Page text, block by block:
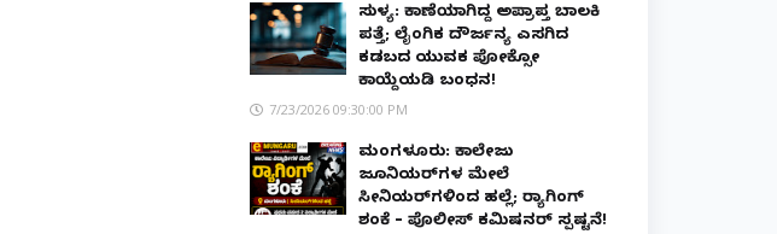
ಸುಳ್ಯ: ಕಾಣೆಯಾಗಿದ್ದ ಅಪ್ರಾಪ್ತ ಬಾಲಕಿ
ಪತ್ತೆ; ಲೈಂಗಿಕ ದೌರ್ಜನ್ಯ ಎಸಗಿದ
ಕಡಬದ ಯುವಕ ಪೋಕ್ಸೋ
ಕಾಯ್ದೆಯಡಿ ಬಂಧನ!
7/23/2026 09:30:00 PM
ಮಂಗಳೂರು: ಕಾಲೇಜು
ಜೂನಿಯರ್‌ಗಳ ಮೇಲೆ
ಸೀನಿಯರ್‌ಗಳಿಂದ ಹಲ್ಲೆ; ರ‌್ಯಾಗಿಂಗ್
ಶಂಕೆ – ಪೊಲೀಸ್ ಕಮಿಷನರ್ ಸ್ಪಷ್ಟನೆ!